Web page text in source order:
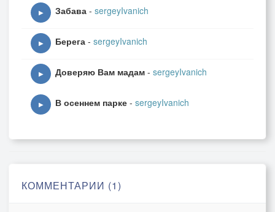
▶ Забава - sergeyIvanich
▶ Берега - sergeyIvanich
▶ Доверяю Вам мадам - sergeyIvanich
▶ В осеннем парке - sergeyIvanich
КОММЕНТАРИИ (1)